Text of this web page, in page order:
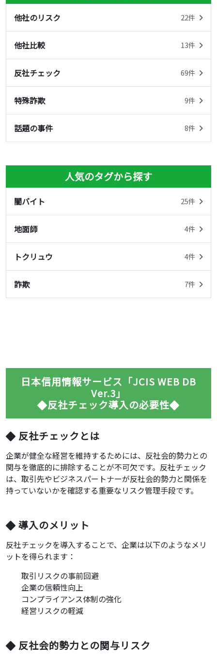
他社のリスク 22件
他社比較 13件
反社チェック 69件
特殊詐欺 9件
話題の事件 8件
人気のタグから探す
闇バイト 25件
地面師 4件
トクリュウ 4件
詐欺 7件
日本信用情報サービス「JCIS WEB DB
Ver.3」
反社チェック導入の必要性
反社チェックとは
企業が健全な経営を維持するためには、反社会的勢力との
関与を徹底的に排除することが不可欠です。反社チェック
は、取引先やビジネスパートナーが反社会的勢力と関係を
持っていないかを確認する重要なリスク管理手段です。
導入のメリット
反社チェックを導入することで、企業は以下のようなメリ
ットを得られます：
取引リスクの事前回避
企業の信頼性向上
コンプライアンス体制の強化
経営リスクの軽減
反社会的勢力との関与リスク